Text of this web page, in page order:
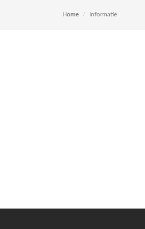
Home Informatie